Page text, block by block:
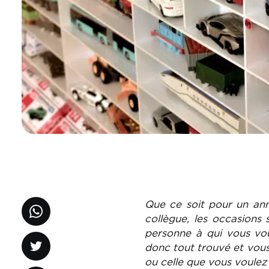
Que ce soit pour un
collègue, les
personne à qui vous
donc tout trouvé et
ou celle que vous